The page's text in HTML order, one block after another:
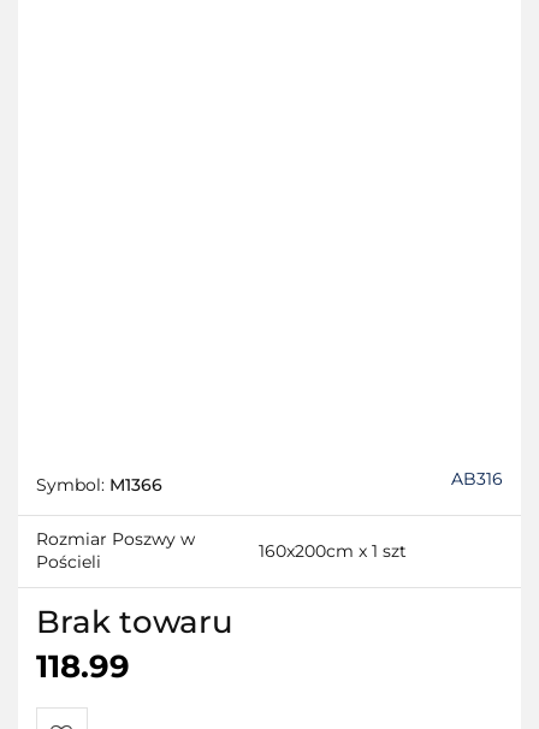
Symbol: M1366 AB316
Rozmiar Poszwy w
Pościeli
160x200cm x 1 szt
Brak towaru
118.99